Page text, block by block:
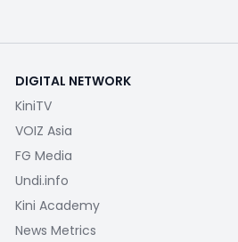
DIGITAL NETWORK
KiniTV
VOIZ Asia
FG Media
Undi.info
Kini Academy
News Metrics